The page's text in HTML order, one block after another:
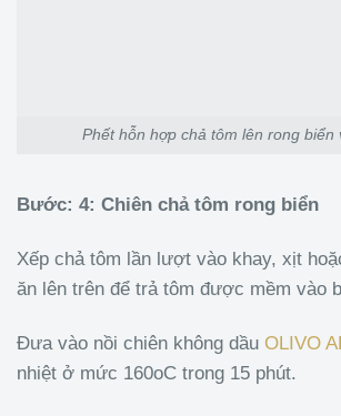
Phết hỗn hợp chả tôm lên rong biển
Bước: 4: Chiên chả tôm rong biển
Xếp chả tôm lần lượt vào khay, xịt
ăn lên trên để trả tôm được mềm vào
Đưa vào nồi chiên không dầu OLIVO
nhiệt ở mức 160oC trong 15 phút.